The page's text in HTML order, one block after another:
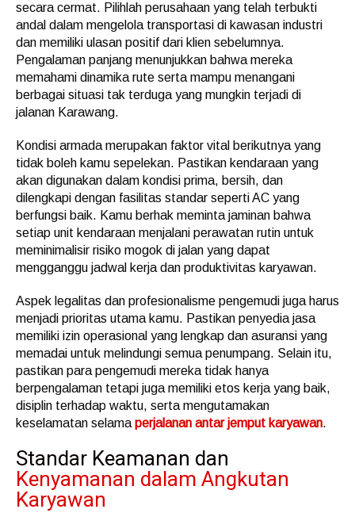
secara cermat. Pilihlah perusahaan yang telah terbukti
andal dalam mengelola transportasi di kawasan industri
dan memiliki ulasan positif dari klien sebelumnya.
Pengalaman panjang menunjukkan bahwa mereka
memahami dinamika rute serta mampu menangani
berbagai situasi tak terduga yang mungkin terjadi di
jalanan Karawang.
Kondisi armada merupakan faktor vital berikutnya yang
tidak boleh kamu sepelekan. Pastikan kendaraan yang
akan digunakan dalam kondisi prima, bersih, dan
dilengkapi dengan fasilitas standar seperti AC yang
berfungsi baik. Kamu berhak meminta jaminan bahwa
setiap unit kendaraan menjalani perawatan rutin untuk
meminimalisir risiko mogok di jalan yang dapat
mengganggu jadwal kerja dan produktivitas karyawan.
Aspek legalitas dan profesionalisme pengemudi juga harus
menjadi prioritas utama kamu. Pastikan penyedia jasa
memiliki izin operasional yang lengkap dan asuransi yang
memadai untuk melindungi semua penumpang. Selain itu,
pastikan para pengemudi mereka tidak hanya
berpengalaman tetapi juga memiliki etos kerja yang baik,
disiplin terhadap waktu, serta mengutamakan
keselamatan selama perjalanan antar jemput karyawan.
Standar Keamanan dan
Kenyamanan dalam Angkutan
Karyawan